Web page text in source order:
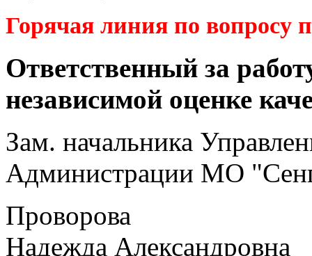
Горячая линия по вопросу
Ответственный за
независимой оценке
Зам. начальника
Администрации МО
Проворова
Надежда Александровна